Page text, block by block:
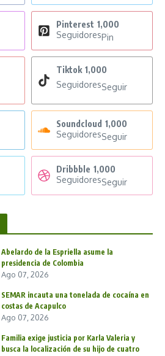
Pinterest 1,000
SeguidoresPin
Tiktok 1,000
SeguidoresSeguir
Soundcloud 1,000
SeguidoresSeguir
Dribbble 1,000
SeguidoresSeguir
Abelardo de la Espriella asume la
presidencia de Colombia
Ago 07, 2026
SEMAR incauta una tonelada de cocaína en
costas de Acapulco
Ago 07, 2026
Familia exige justicia por Karla Valeria y
busca la localización de su hijo de cuatro